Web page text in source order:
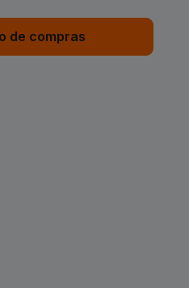
desejada
de compras